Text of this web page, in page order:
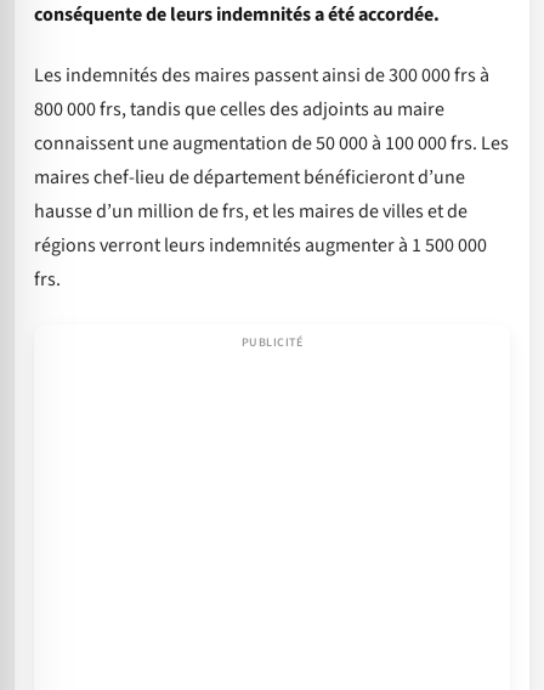
conséquente de leurs indemnités a été accordée.
Les indemnités des maires passent ainsi de 300 000 frs à
800 000 frs, tandis que celles des adjoints au maire
connaissent une augmentation de 50 000 à 100 000 frs. Les
maires chef-lieu de département bénéficieront d’une
hausse d’un million de frs, et les maires de villes et de
régions verront leurs indemnités augmenter à 1 500 000
frs.